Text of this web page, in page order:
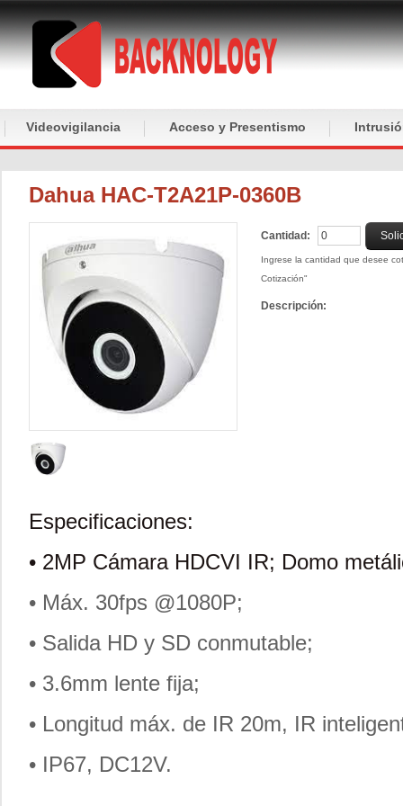
Videovigilancia Acceso y Presentismo
Dahua HAC-T2A21P-0360B
Cantidad:
Ingrese la cantidad que desee
Cotización"
Descripción:
Especificaciones:
• 2MP Cámara HDCVI IR; Domo
• Máx. 30fps @1080P;
• Salida HD y SD conmutable;
• 3.6mm lente fija;
• Longitud máx. de IR 20m, IR
• IP67, DC12V.